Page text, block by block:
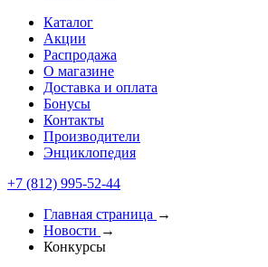
Каталог
Акции
Распродажа
О магазине
Доставка и оплата
Бонусы
Контакты
Производители
Энциклопедия
+7 (812) 995-52-44
Главная страница →
Новости →
Конкурсы